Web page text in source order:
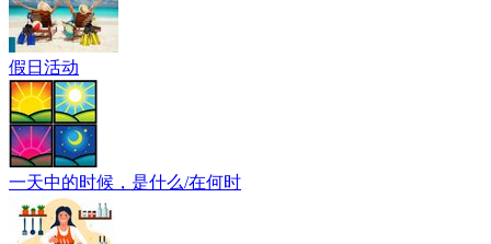
假日活动
一天中的时候，是什么/在何时